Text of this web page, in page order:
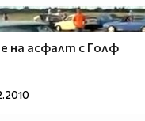
на асфалт с Голф